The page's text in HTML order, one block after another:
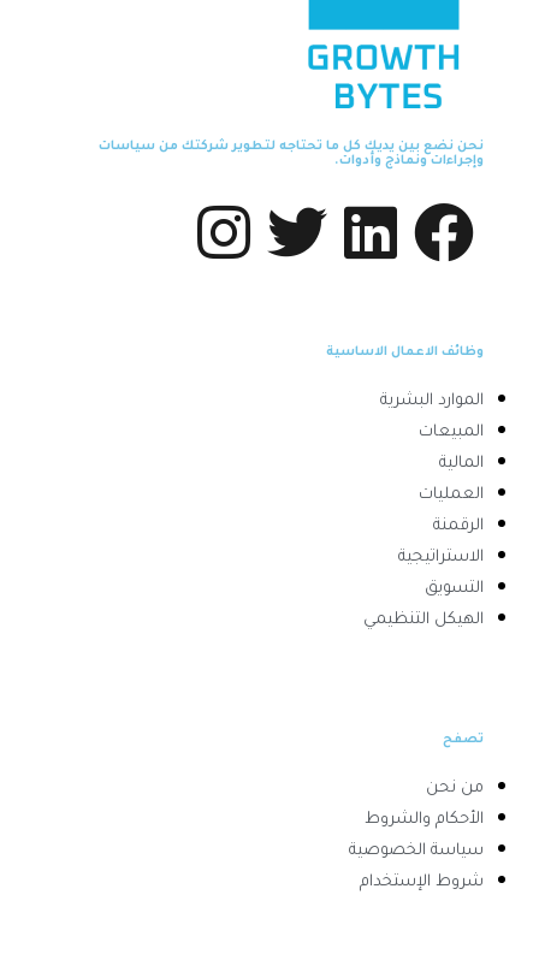
نحن نضع بين يديك كل ما تحتاجه لتطوير شركتك من سياسات
وإجراءات ونماذج وأدوات.
وظائف الاعمال الاساسية
الموارد البشرية
المبيعات
المالية
العمليات
الرقمنة
الاستراتيجية
التسويق
الهيكل التنظيمي
من نحن
الأحكام والشروط
سياسة الخصوصية
شروط الإستخدام